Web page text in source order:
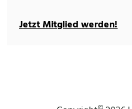
Jetzt Mitglied werden!